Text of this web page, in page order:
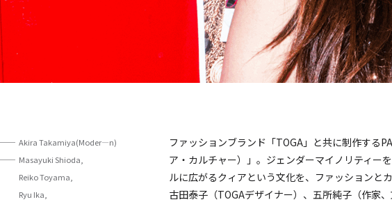
ファッションブランド「TOGA」と共に制作する
ア・カルチャー）」。ジェンダーマイノリティー
ルに広がるクィアという文化を、ファッションと
古田泰子（TOGAデザイナー）、五所純子（作家
Akira Takamiya(Moder—n)
Masayuki Shioda,
Reiko Toyama,
Ryu Ika,